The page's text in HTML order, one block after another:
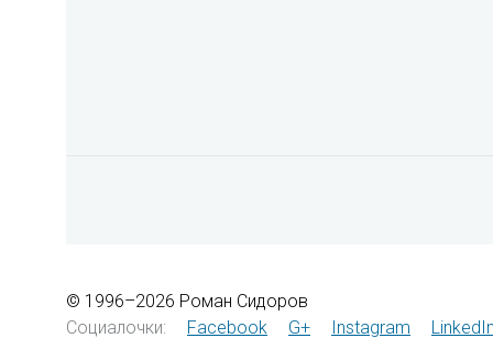
© 1996–2026 Роман Сидоров
Социалочки:
Facebook G+ Instagram